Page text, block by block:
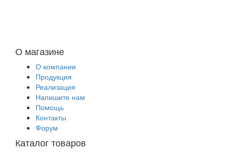
О магазине
О компании
Продукция
Реализация
Напишите нам
Помощь
Контакты
Форум
Каталог товаров